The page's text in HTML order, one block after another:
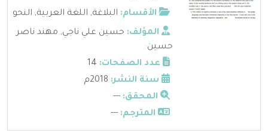
الأقسام: البلاغة, اللغة العربية, النحو
المؤلف: حسين علي ناجي, مهند ناصر
حسين
عدد الصفحات:
سنة النشر:
المحقق: ---
المترجم: ---